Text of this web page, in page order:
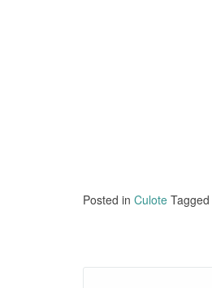
Posted in Culote Tagged
Post